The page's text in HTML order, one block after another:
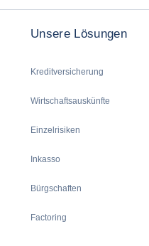
Unsere Lösungen
Kreditversicherung
Wirtschaftsauskünfte
Einzelrisiken
Inkasso
Bürgschaften
Factoring